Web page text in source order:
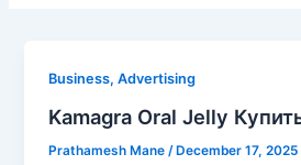
Business, Advertising
Kamagra Oral Jelly
Prathamesh Mane/ December 17, 2025